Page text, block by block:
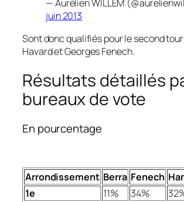
— Aurélien WILLEM
juin 2013
Sont donc qualifiés pour le second
Havard et Georges Fenech.
Résultats détaillés
bureaux de vote
En pourcentage
Arrondissement Berra Fenech
1e
11% 34%